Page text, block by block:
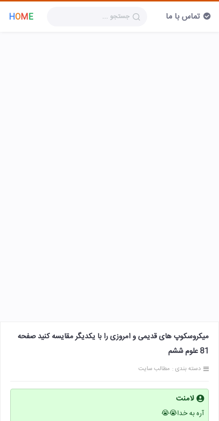
HOME تماس با ما
میکروسکوپ های قدیمی و امروزی را با یکدیگر مقایسه کنید صفحه
81 علوم ششم
دسته بندی : مطالب سایت
لامنت
آره به خدا😭😭